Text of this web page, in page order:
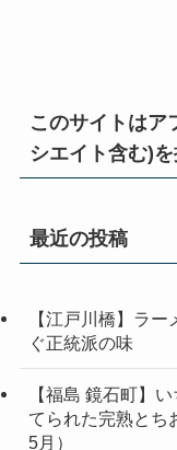
このサイトはア
シエイト含む)を
最近の投稿
【江戸川橋】ラ
ぐ正統派の味
【福島 鏡石町】
てられた完熟とち
5月）